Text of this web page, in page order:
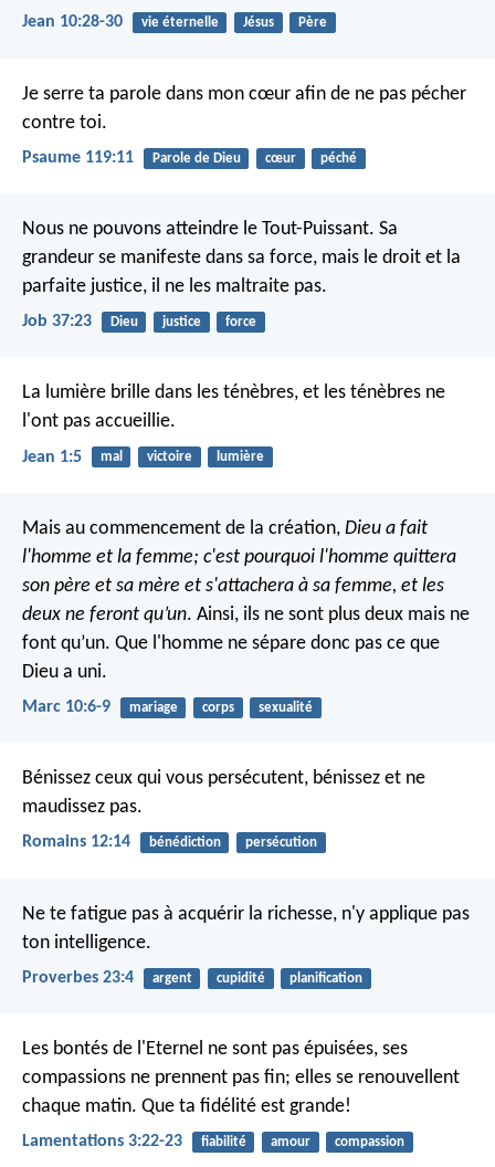
Jean 10:28-30 vie éternelle Jésus Père
Je serre ta parole dans mon cœur afin de ne pas pécher
contre toi.
Psaume 119:11 Parole de Dieu cœur péché
Nous ne pouvons atteindre le Tout-Puissant. Sa
grandeur se manifeste dans sa force, mais le droit et la
parfaite justice, il ne les maltraite pas.
Job 37:23 Dieu justice force
La lumière brille dans les ténèbres, et les ténèbres ne
l'ont pas accueillie.
Jean 1:5 mal victoire lumière
Mais au commencement de la création, Dieu a fait
l'homme et la femme; c'est pourquoi l'homme quittera
son père et sa mère et s'attachera à sa femme, et les
deux ne feront qu’un. Ainsi, ils ne sont plus deux mais ne
font qu’un. Que l'homme ne sépare donc pas ce que
Dieu a uni.
Marc 10:6-9 mariage corps sexualité
Bénissez ceux qui vous persécutent, bénissez et ne
maudissez pas.
Romains 12:14 bénédiction persécution
Ne te fatigue pas à acquérir la richesse, n'y applique pas
ton intelligence.
Proverbes 23:4 argent cupidité planification
Les bontés de l'Eternel ne sont pas épuisées, ses
compassions ne prennent pas fin; elles se renouvellent
chaque matin. Que ta fidélité est grande!
Lamentations 3:22-23 fiabilité amour compassion